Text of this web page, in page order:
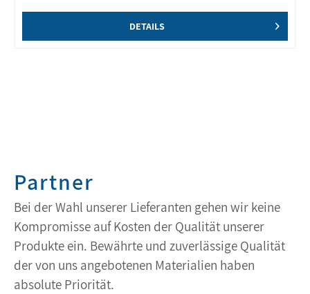
DETAILS
Partner
Bei der Wahl unserer Lieferanten gehen wir keine
Kompromisse auf Kosten der Qualität unserer
Produkte ein. Bewährte und zuverlässige Qualität
der von uns angebotenen Materialien haben
absolute Priorität.